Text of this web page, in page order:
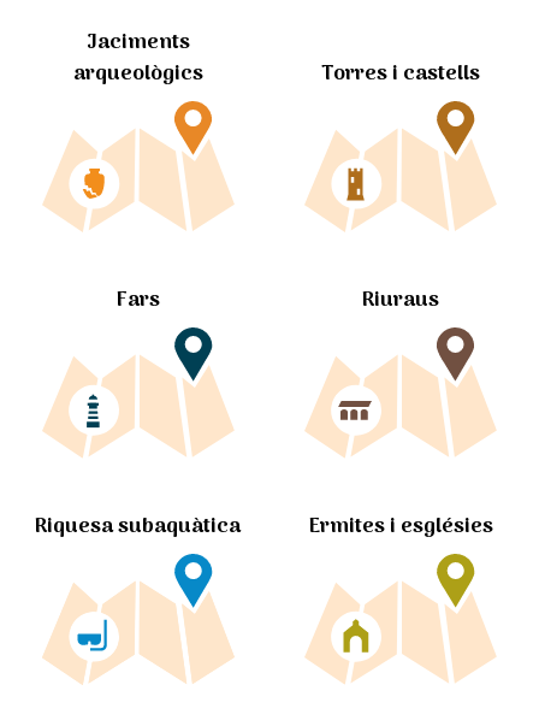
Jaciments
arqueològics
Torres i castells
Fars Riuraus
Riquesa subaquàtica Ermites i esglésies